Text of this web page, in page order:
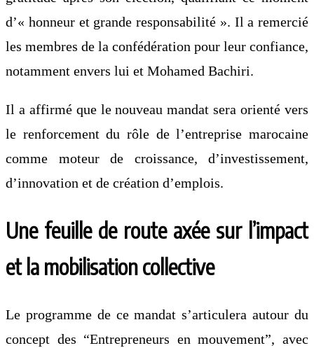
d’« honneur et grande responsabilité ». Il a remercié
les membres de la confédération pour leur confiance,
notamment envers lui et Mohamed Bachiri.
Il a affirmé que le nouveau mandat sera orienté vers
le renforcement du rôle de l’entreprise marocaine
comme moteur de croissance, d’investissement,
d’innovation et de création d’emplois.
Une feuille de route axée sur l’impact
et la mobilisation collective
Le programme de ce mandat s’articulera autour du
concept des “Entrepreneurs en mouvement”, avec